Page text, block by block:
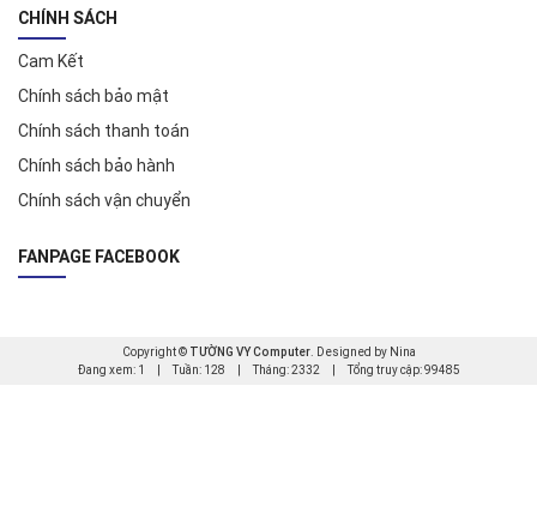
CHÍNH SÁCH
Cam Kết
Chính sách bảo mật
Chính sách thanh toán
Chính sách bảo hành
Chính sách vận chuyển
FANPAGE FACEBOOK
Copyright © TƯỜNG VY Computer. Designed by Nina
Đang xem: 1
Tuần: 128 Tháng: 2332 Tổng truy cập: 99485